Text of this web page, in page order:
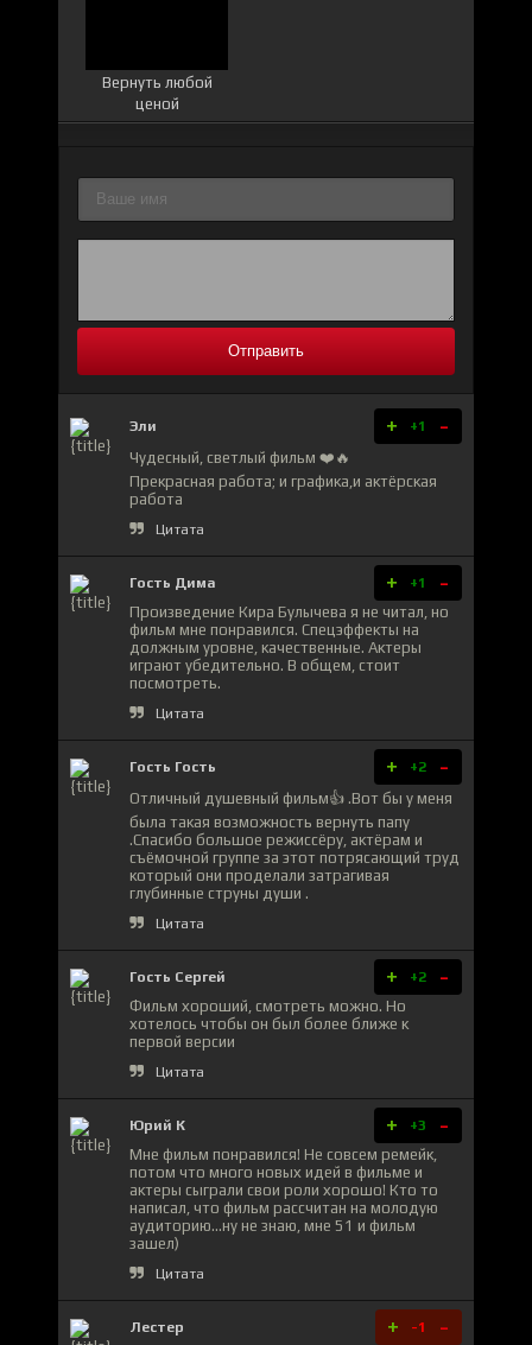
Вернуть любой
ценой
Отправить
Эли + +1 -
Чудесный, светлый фильм ❤️🔥
Прекрасная работа; и графика,и актёрская
работа
Цитата
Гость Дима + +1 -
Произведение Кира Булычева я не читал, но
фильм мне понравился. Спецэффекты на
должным уровне, качественные. Актеры
играют убедительно. В общем, стоит
посмотреть.
Цитата
Гость Гость + +2 -
Отличный душевный фильм👍 .Вот бы у меня
была такая возможность вернуть папу
.Спасибо большое режиссёру, актёрам и
съёмочной группе за этот потрясающий труд
который они проделали затрагивая
глубинные струны души .
Цитата
Гость Сергей + +2 -
Фильм хороший, смотреть можно. Но
хотелось чтобы он был более ближе к
первой версии
Цитата
Юрий К + +3 -
Мне фильм понравился! Не совсем ремейк,
потом что много новых идей в фильме и
актеры сыграли свои роли хорошо! Кто то
написал, что фильм рассчитан на молодую
аудиторию...ну не знаю, мне 51 и фильм
зашел)
Цитата
Лестер + -1 -